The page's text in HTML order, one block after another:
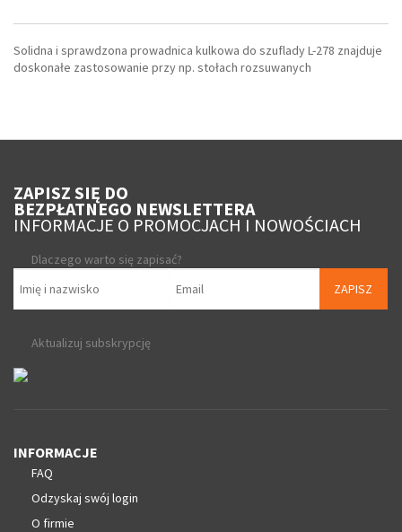
Solidna i sprawdzona prowadnica kulkowa do szuflady L-278 znajduje
doskonałe zastosowanie przy np. stołach rozsuwanych
ZAPISZ SIĘ DO
BEZPŁATNEGO NEWSLETTERA
INFORMACJE O PROMOCJACH I NOWOŚCIACH
Dlaczego warto się zapisać?
ZAPISZ
Aktualizuj subskrypcję
INFORMACJE
FAQ
Odzyskaj swój login
O firmie